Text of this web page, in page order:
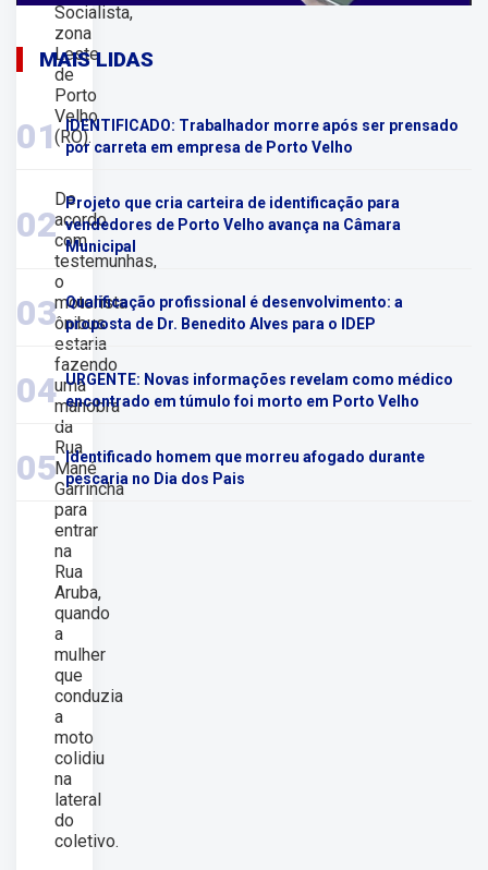
Socialista,
zona
Leste
de
Porto
Velho
(RO).
De
acordo
com
testemunhas,
o
motorista
ônibus
estaria
fazendo
uma
manobra
da
Rua
Mané
Garrincha
para
entrar
na
Rua
Aruba,
quando
a
mulher
que
conduzia
a
moto
colidiu
na
lateral
do
coletivo.
MAIS LIDAS
01
IDENTIFICADO: Trabalhador morre após ser prensado
por carreta em empresa de Porto Velho
02
Projeto que cria carteira de identificação para
vendedores de Porto Velho avança na Câmara
Municipal
03 Qualificação profissional é desenvolvimento: a
proposta de Dr. Benedito Alves para o IDEP
04 URGENTE: Novas informações revelam como médico
encontrado em túmulo foi morto em Porto Velho
05 Identificado homem que morreu afogado durante
pescaria no Dia dos Pais